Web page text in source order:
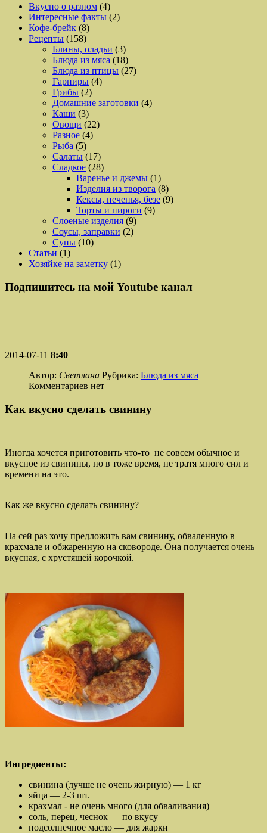
Вкусно о разном (4)
Интересные факты (2)
Кофе-брейк (8)
Рецепты (158)
Блины, оладьи (3)
Блюда из мяса (18)
Блюда из птицы (27)
Гарниры (4)
Грибы (2)
Домашние заготовки (4)
Каши (3)
Овощи (22)
Разное (4)
Рыба (5)
Салаты (17)
Сладкое (28)
Варенье и джемы (1)
Изделия из творога (8)
Кексы, печенья, безе (9)
Торты и пироги (9)
Слоеные изделия (9)
Соусы, заправки (2)
Супы (10)
Статьи (1)
Хозяйке на заметку (1)
Подпишитесь на мой Youtube канал
2014-07-11 8:40
Автор: Светлана Рубрика: Блюда из мяса
Комментариев нет
Как вкусно сделать свинину
Иногда хочется приготовить что-то не совсем обычное и
вкусное из свинины, но в тоже время, не тратя много сил и
времени на это.
Как же вкусно сделать свинину?
На сей раз хочу предложить вам свинину, обваленную в
крахмале и обжаренную на сковороде. Она получается очень
вкусная, с хрустящей корочкой.
Ингредиенты:
свинина (лучше не очень жирную) — 1 кг
яйца — 2-3 шт.
крахмал - не очень много (для обваливания)
соль, перец, чеснок — по вкусу
подсолнечное масло — для жарки